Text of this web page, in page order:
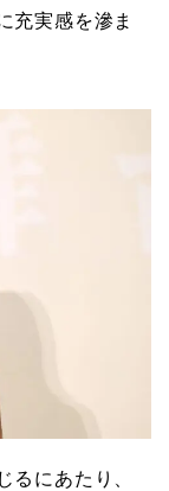
充実感を滲ま
るにあたり、